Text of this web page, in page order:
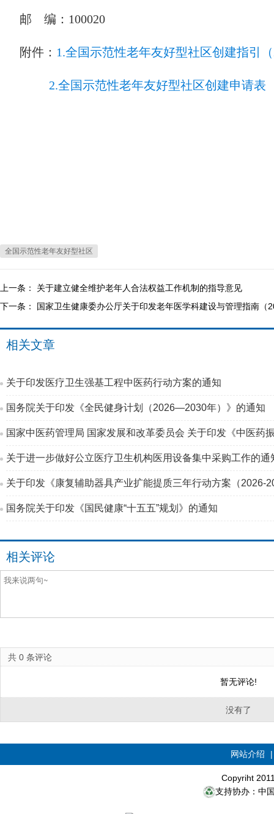
邮 编：100020
附件： 1.全国示范性老年友好型社区创建指引
2.全国示范性老年友好型社区创建申请表
全国示范性老年友好型社区
上一条： 关于建立健全维护老年人合法权益工作机制的指导意见
下一条： 国家卫生健康委办公厅关于印发老年医学科建设与管理指南（
相关文章
关于印发医疗卫生强基工程中医药行动方案的通知
国务院关于印发《全民健身计划（2026—2030年）》的通知
国家中医药管理局 国家发展和改革委员会 关于印发《中医药
关于进一步做好公立医疗卫生机构医用设备集中采购工作的通
关于印发《康复辅助器具产业扩能提质三年行动方案（2026-
国务院关于印发《国民健康“十五五”规划》的通知
相关评论
共 0 条评论
暂无评论!
没有了
网站介绍
Copyriht
支持协办：中